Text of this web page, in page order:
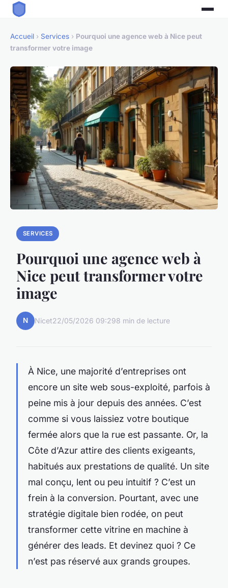
Accueil › Services › Pourquoi une agence web à Nice peut
transformer votre image
SERVICES
Pourquoi une agence web à
Nice peut transformer votre
image
N Nicet22/05/2026 09:298 min de lecture
À Nice, une majorité d’entreprises ont
encore un site web sous-exploité, parfois à
peine mis à jour depuis des années. C’est
comme si vous laissiez votre boutique
fermée alors que la rue est passante. Or, la
Côte d’Azur attire des clients exigeants,
habitués aux prestations de qualité. Un site
mal conçu, lent ou peu intuitif ? C’est un
frein à la conversion. Pourtant, avec une
stratégie digitale bien rodée, on peut
transformer cette vitrine en machine à
générer des leads. Et devinez quoi ? Ce
n’est pas réservé aux grands groupes.